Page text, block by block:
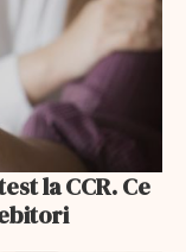
la CCR. Ce